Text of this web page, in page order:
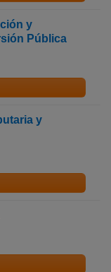
y
Pública
y